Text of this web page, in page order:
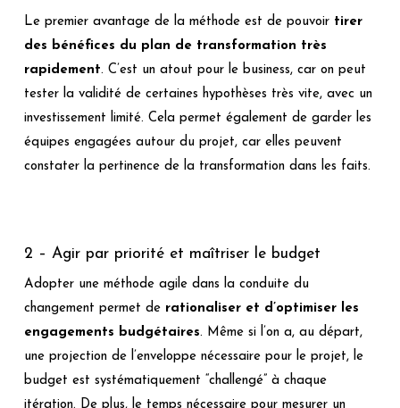
Le premier avantage de la méthode est de pouvoir tirer
des bénéfices du plan de transformation très
rapidement. C’est un atout pour le business, car on peut
tester la validité de certaines hypothèses très vite, avec un
investissement limité. Cela permet également de garder les
équipes engagées autour du projet, car elles peuvent
constater la pertinence de la transformation dans les faits.
2 – Agir par priorité et maîtriser le budget
Adopter une méthode agile dans la conduite du
changement permet de rationaliser et d’optimiser les
engagements budgétaires. Même si l’on a, au départ,
une projection de l’enveloppe nécessaire pour le projet, le
budget est systématiquement “challengé” à chaque
itération. De plus, le temps nécessaire pour mesurer un